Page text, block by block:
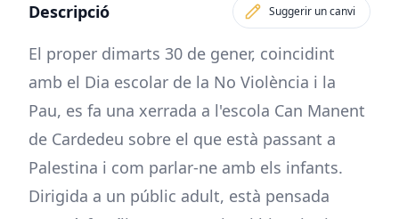
Descripció Suggerir un canvi
El proper dimarts 30 de gener, coincidint
amb el Dia escolar de la No Violència i la
Pau, es fa una xerrada a l'escola Can Manent
de Cardedeu sobre el que està passant a
Palestina i com parlar-ne amb els infants.
Dirigida a un públic adult, està pensada